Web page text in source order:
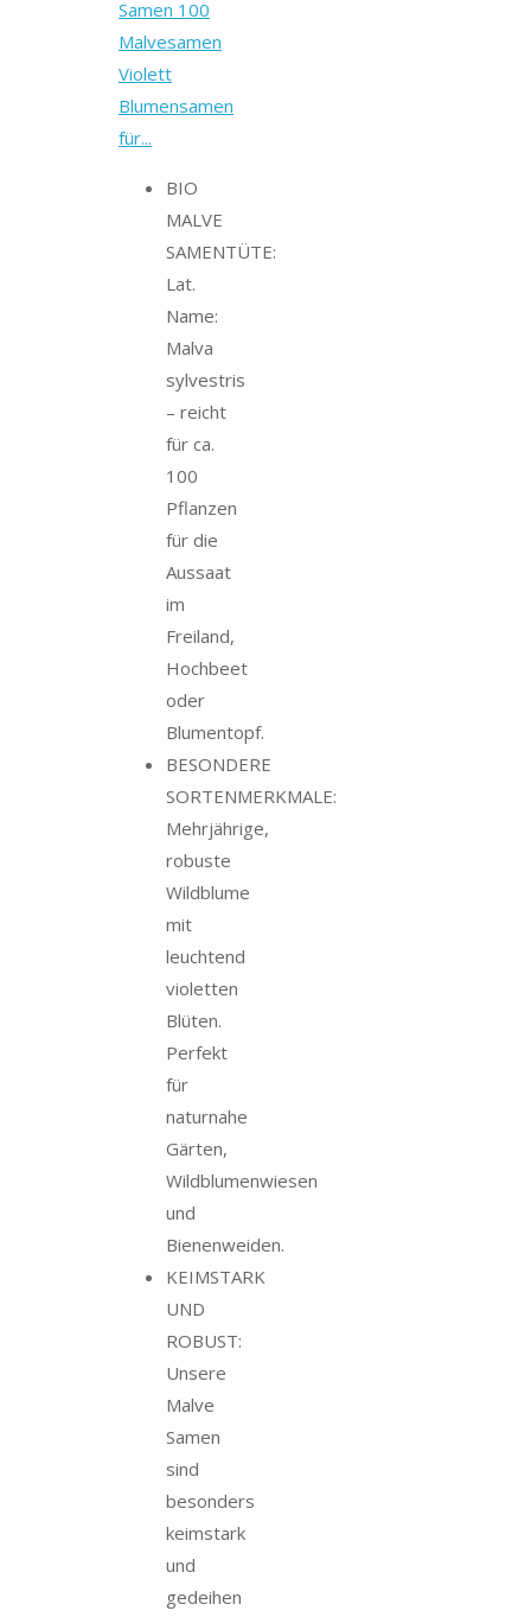
Samen 100
Malvesamen
Violett
Blumensamen
für...
BIO
MALVE
SAMENTÜTE:
Lat.
Name:
Malva
sylvestris
– reicht
für ca.
100
Pflanzen
für die
Aussaat
im
Freiland,
Hochbeet
oder
Blumentopf.
BESONDERE
SORTENMERKMALE:
Mehrjährige,
robuste
Wildblume
mit
leuchtend
violetten
Blüten.
Perfekt
für
naturnahe
Gärten,
Wildblumenwiesen
und
Bienenweiden.
KEIMSTARK
UND
ROBUST:
Unsere
Malve
Samen
sind
besonders
keimstark
und
gedeihen